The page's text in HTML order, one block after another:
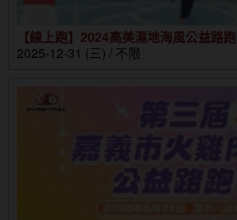
【線上跑】2024高美濕地海風公益路跑
2025-12-31 (三) / 不限